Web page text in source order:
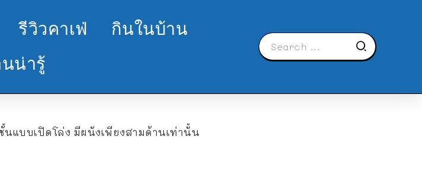
รีวิวคาเฟ่
กินในบ้าน
นน่ารู้
แบบเปิดโล่ง มีผนังเพียงสามด้านเท่านั้น